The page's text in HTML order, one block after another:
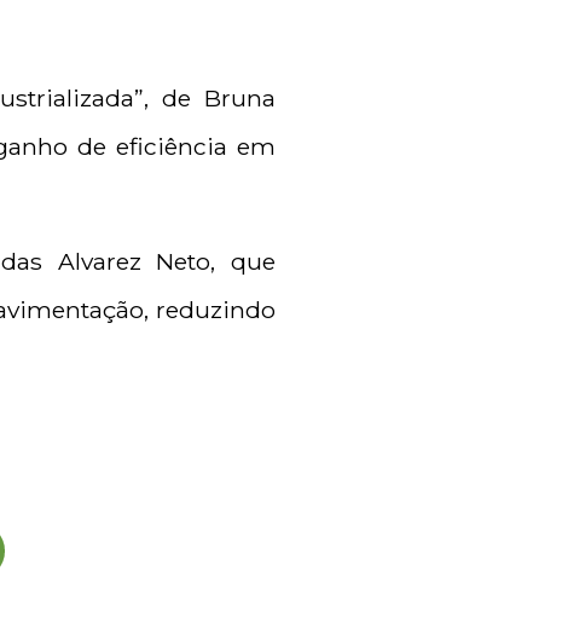
de Bruna
de eficiência em
Alvarez Neto, que
reduzindo